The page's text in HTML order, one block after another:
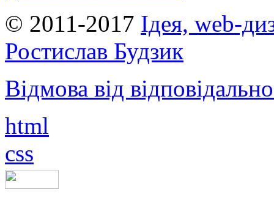
© 2011-2017 Ідея, web-
Ростислав Будзик
Відмова від
html
css